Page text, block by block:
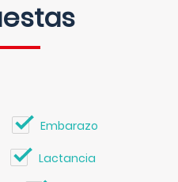
Embarazo
Lactancia